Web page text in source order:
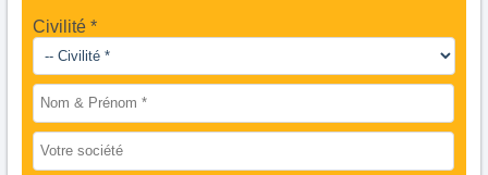
Civilité *